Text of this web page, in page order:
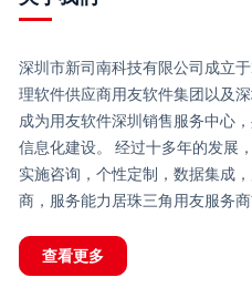
深圳市新司南科技有限公司成立
理软件供应商用友软件集团以及
成为用友软件深圳销售服务中心
信息化建设。 经过十多年的发展
实施咨询，个性定制，数据集成
商，服务能力居珠三角用友服务商
查看更多